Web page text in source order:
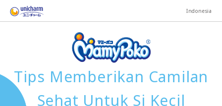
Indonesia
Tips Memberikan Camilan
Sehat Untuk Si Kecil